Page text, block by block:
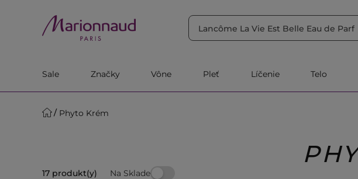
Sale Značky Vône Pleť Líčenie Telo
Phyto Krém
17 produkt(y) Na Sklade